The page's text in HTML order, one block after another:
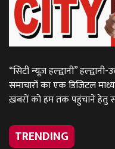
“सिटी न्यूज़ हल्द्वानी”
समाचारों का एक डिजिटल
ख़बरों को हम तक पहुंचानें हेतु
TRENDING